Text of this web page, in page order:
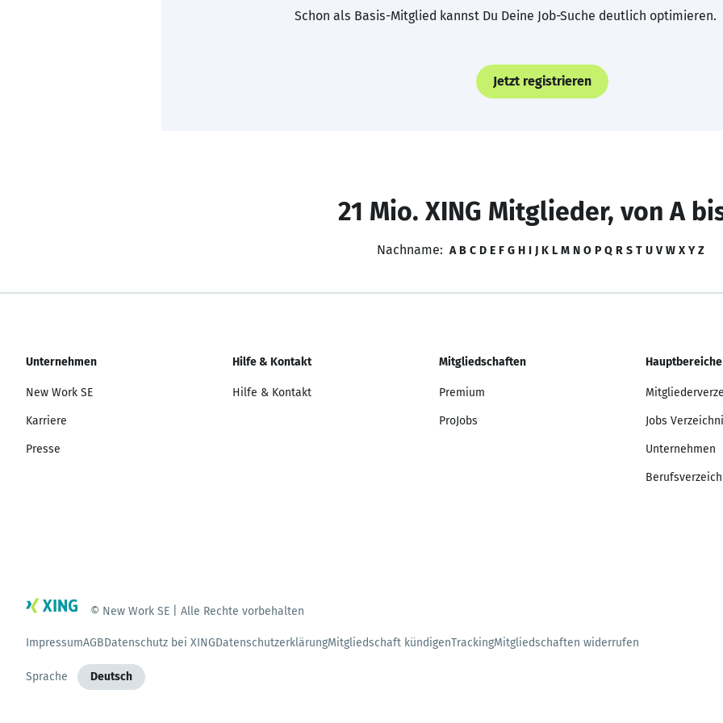
Schon als Basis-Mitglied kannst Du Deine Job-Suche deutlich optimieren.
Jetzt registrieren
21 Mio. XING Mitglieder, von A
Nachname: A B C D E F G H I J K L M N O P Q R S T U V W X Y Z
Unternehmen
New Work SE
Karriere
Presse
Hilfe & Kontakt
Hilfe & Kontakt
Mitgliedschaften
Premium
ProJobs
Hauptbereiche
Jobs
Unternehmen
© New Work SE | Alle Rechte vorbehalten
ImpressumAGBDatenschutz bei XINGDatenschutzerklärungMitgliedschaft kündigenTrackingMitgliedschaften widerrufen
Sprache Deutsch